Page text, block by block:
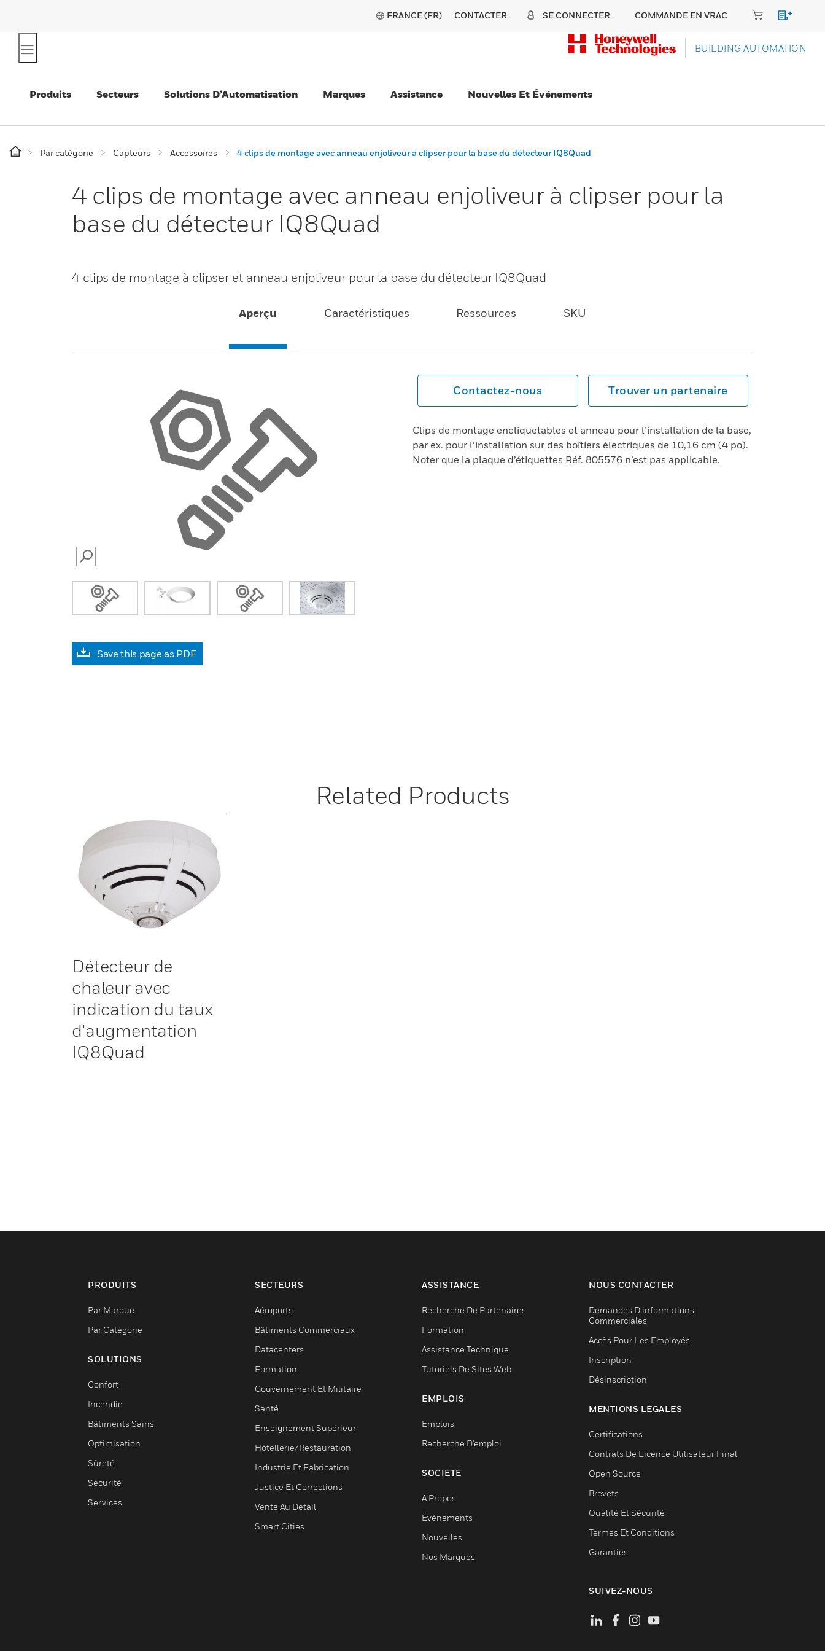
FRANCE (FR) CONTACTER SE CONNECTER COMMANDE EN VRAC
BUILDING AUTOMATION
Produits Secteurs Solutions D’Automatisation Marques Assistance Nouvelles Et Événements
Par catégorie Capteurs Accessoires 4 clips de montage avec anneau enjoliveur à clipser pour la base du détecteur IQ8Quad
4 clips de montage avec anneau enjoliveur à clipser pour la
base du détecteur IQ8Quad
4 clips de montage à clipser et anneau enjoliveur pour la base du détecteur IQ8Quad
Aperçu Caractéristiques Ressources SKU
SEARCH
Save this page as PDF
Contactez-nous Trouver un partenaire
Clips de montage encliquetables et anneau pour l’installation de la base,
par ex. pour l’installation sur des boîtiers électriques de 10,16 cm (4 po).
Noter que la plaque d’étiquettes Réf. 805576 n’est pas applicable.
Related Products
Détecteur de
chaleur avec
indication du taux
d'augmentation
IQ8Quad
PRODUITS
Par Marque
Par Catégorie
SOLUTIONS
Confort
Incendie
Bâtiments Sains
Optimisation
Sûreté
Sécurité
Services
SECTEURS
Aéroports
Bâtiments Commerciaux
Datacenters
Formation
Gouvernement Et Militaire
Santé
Enseignement Supérieur
Hôtellerie/Restauration
Industrie Et Fabrication
Justice Et Corrections
Vente Au Détail
Smart Cities
ASSISTANCE
Recherche De Partenaires
Formation
Assistance Technique
Tutoriels De Sites Web
EMPLOIS
Emplois
Recherche D'emploi
SOCIÉTÉ
À Propos
Événements
Nouvelles
Nos Marques
NOUS CONTACTER
Demandes D’informations
Commerciales
Accès Pour Les Employés
Inscription
Désinscription
MENTIONS LÉGALES
Certifications
Contrats De Licence Utilisateur Final
Open Source
Brevets
Qualité Et Sécurité
Termes Et Conditions
Garanties
SUIVEZ-NOUS